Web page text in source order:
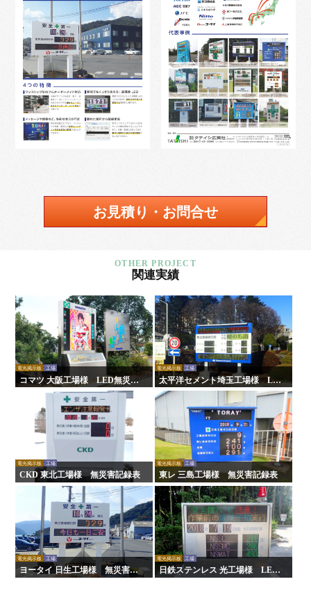
お見積り・お問合せ
関連実績
電光掲示板 工場
コマツ 大阪工場様 LED無災害
記録表
電光掲示板 工場
太平洋セメント埼玉工場様 LE
D無災害記録表
電光掲示板 工場
CKD 東北工場様 無災害記録表
電光掲示板 工場
東レ 三島工場様 無災害記録表
電光掲示板 工場
ヨータイ 日生工場様 無災害記
録表
電光掲示板 工場
日鉄ステンレス 光工場様 LED
無災害記録表